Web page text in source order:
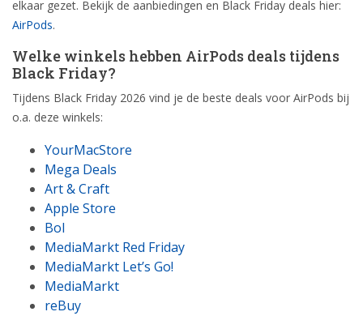
elkaar gezet. Bekijk de aanbiedingen en Black Friday deals hier:
AirPods.
Welke winkels hebben AirPods deals tijdens
Black Friday?
Tijdens Black Friday 2026 vind je de beste deals voor AirPods bij
o.a. deze winkels:
YourMacStore
Mega Deals
Art & Craft
Apple Store
Bol
MediaMarkt Red Friday
MediaMarkt Let’s Go!
MediaMarkt
reBuy